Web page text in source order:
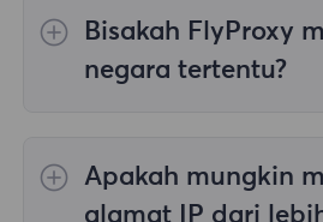
Bisakah FlyProxy
negara tertentu?
negara/wilayah di seluruh
Perumahan Tanpa Batas
Apakah mungkin
alamat IP dari